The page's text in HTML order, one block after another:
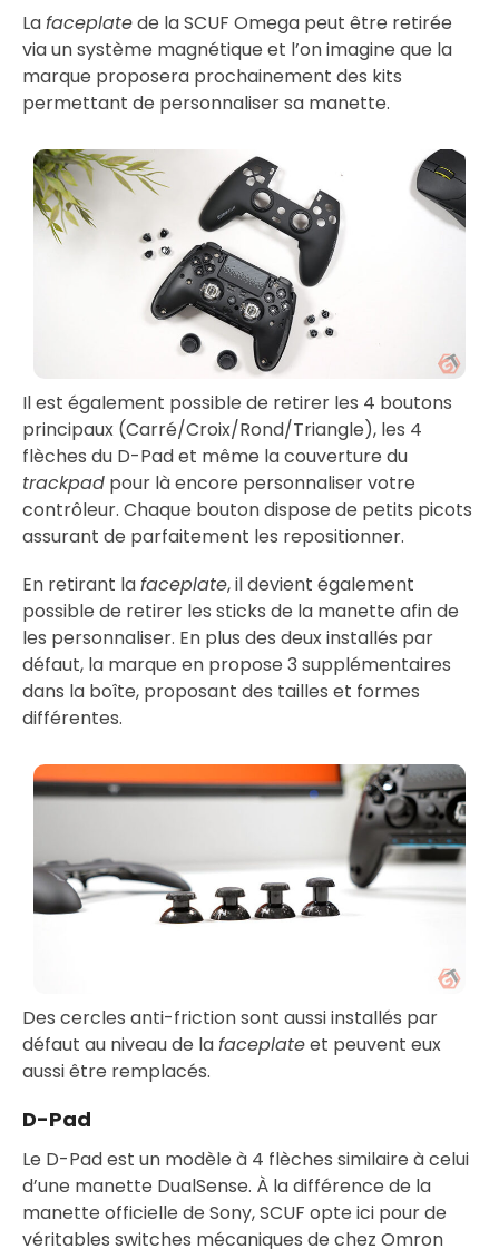
Lafaceplatede la SCUF Omega peut être retirée
via un système magnétique et l’on imagine que la
marque proposera prochainement des kits
permettant de personnaliser sa manette.
Il est également possible de retirer les 4 boutons
principaux (Carré/Croix/Rond/Triangle), les 4
flèches du D-Pad et même la couverture du
trackpad pour là encore personnaliser votre
contrôleur. Chaque bouton dispose de petits picots
assurant de parfaitement les repositionner.
En retirant lafaceplate, il devient également
possible de retirer les sticks de la manette afin de
les personnaliser. En plus des deux installés par
défaut, la marque en propose 3 supplémentaires
dans la boîte, proposant des tailles et formes
différentes.
Des cercles anti-friction sont aussi installés par
défaut au niveau de lafaceplateet peuvent eux
aussi être remplacés.
D-Pad
Le D-Pad est un modèle à 4 flèches similaire à celui
d’une manette DualSense. À la différence de la
manette officielle de Sony, SCUF opte ici pour de
véritables switches mécaniques de chez Omron